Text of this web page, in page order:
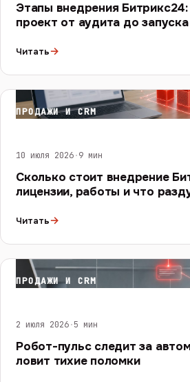
Этапы внедрения
проект от аудита до запуска
Читать→
ПРОДАЖИ И CRM
10 июля 2026·9 мин
Сколько стоит внедрение
лицензии, работы и что
Читать→
ПРОДАЖИ И CRM
2 июля 2026·5 мин
Робот-пульс следит за
ловит тихие поломки